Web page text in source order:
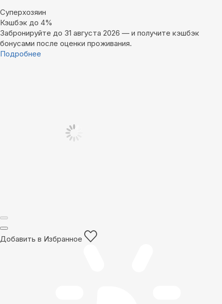
Суперхозяин
Кэшбэк до 4%
Забронируйте до 31 августа 2026 — и получите кэшбэк
бонусами после оценки проживания.
Подробнее
Добавить в Избранное